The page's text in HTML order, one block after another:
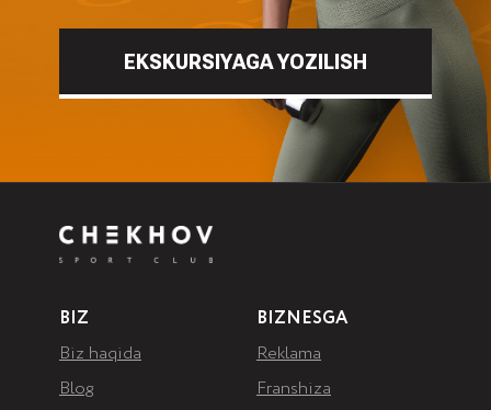
EKSKURSIYAGA YOZILISH
BIZNESGA
Reklama
Franshiza
Biz haqida
BIZ
Blog